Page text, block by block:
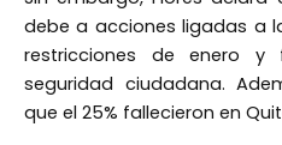
debe a acciones ligadas a
restricciones de enero
seguridad ciudadana.
que el 25% fallecieron en